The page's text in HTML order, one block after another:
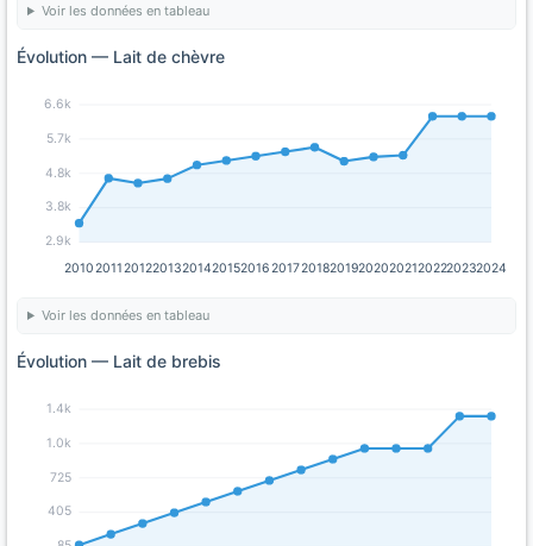
Voir les données en tableau
Évolution — Lait de chèvre
2.9k
3.8k
4.8k
5.7k
6.6k
201020112012201320142015201620172018201920202021202220232024
Voir les données en tableau
Évolution — Lait de brebis
405
725
1.0k
1.4k